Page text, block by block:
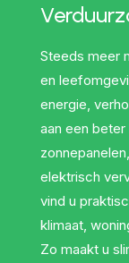
Steeds meer
en
energie,
aan een
elektrisch
vind u
klimaat,
Zo maakt u